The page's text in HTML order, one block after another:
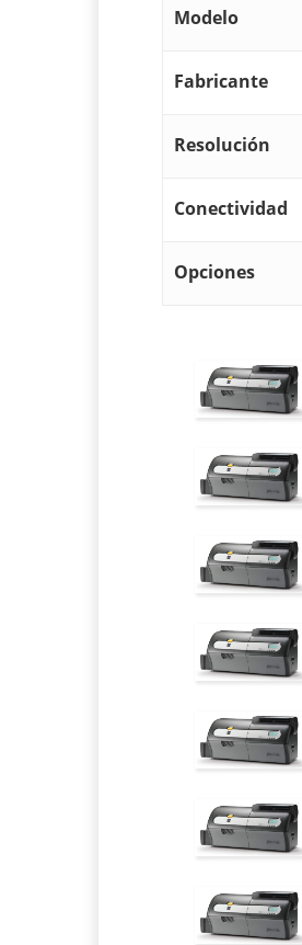
Modelo
Fabricante
Resolución
Conectividad
Opciones